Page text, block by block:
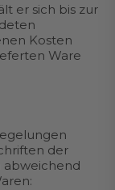
er sich bis zur
Kosten
Ware
der
abweichend